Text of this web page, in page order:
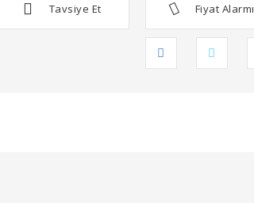
Tavsiye Et Fiyat Alarmı